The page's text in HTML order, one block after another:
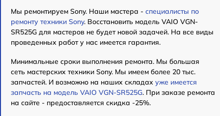
Мы ремонтируем Sony. Наши мастера - специалисты по
ремонту техники Sony. Восстановить модель VAIO VGN-
SR525G для мастеров не будет новой задачей. На все виды
проведенных работ у нас имеется гарантия.
Минимальные сроки выполнения ремонта. Мы большая
сеть мастерских техники Sony. Мы имеем более 20 тыс.
запчастей. И возможно на наших складах уже имеется
запчасть на модель VAIO VGN-SR525G. При заказе ремонта
на сайте - предоставляется скидка -25%.